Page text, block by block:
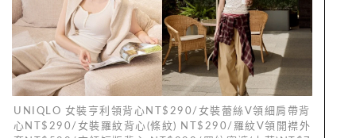
UNIQLO 女裝亨利領背心NT$290/女裝蕾絲V領細肩帶背
心NT$290/女裝羅紋背心(條紋) NT$290/羅紋V領開襟外